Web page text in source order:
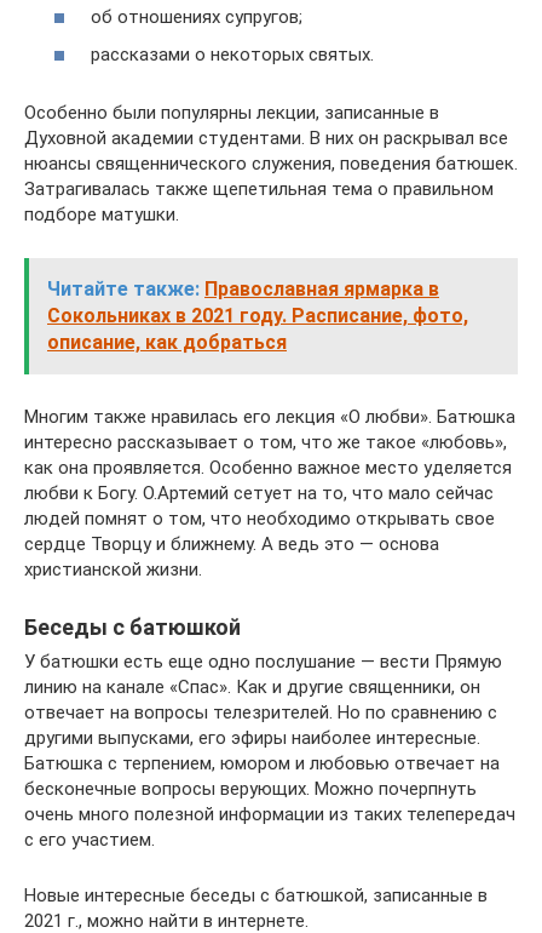
об отношениях супругов;
рассказами о некоторых святых.
Особенно были популярны лекции, записанные в
Духовной академии студентами. В них он раскрывал все
нюансы священнического служения, поведения батюшек.
Затрагивалась также щепетильная тема о правильном
подборе матушки.
Читайте также: Православная ярмарка в
Сокольниках в 2021 году. Расписание, фото,
описание, как добраться
Многим также нравилась его лекция «О любви». Батюшка
интересно рассказывает о том, что же такое «любовь»,
как она проявляется. Особенно важное место уделяется
любви к Богу. О.Артемий сетует на то, что мало сейчас
людей помнят о том, что необходимо открывать свое
сердце Творцу и ближнему. А ведь это — основа
христианской жизни.
Беседы с батюшкой
У батюшки есть еще одно послушание — вести Прямую
линию на канале «Спас». Как и другие священники, он
отвечает на вопросы телезрителей. Но по сравнению с
другими выпусками, его эфиры наиболее интересные.
Батюшка с терпением, юмором и любовью отвечает на
бесконечные вопросы верующих. Можно почерпнуть
очень много полезной информации из таких телепередач
с его участием.
Новые интересные беседы с батюшкой, записанные в
2021 г., можно найти в интернете.